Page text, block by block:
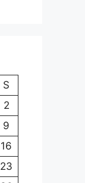
S
2
9
16
23